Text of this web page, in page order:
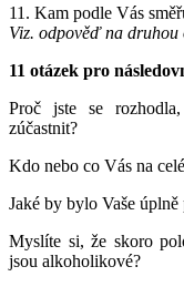
11. Kam podle Vás
Viz. odpověď na
11 otázek pro
Proč jste se
zúčastnit?
Kdo nebo co Vás na
Jaké by bylo Vaše
Myslíte si, že skoro
jsou alkoholikové?